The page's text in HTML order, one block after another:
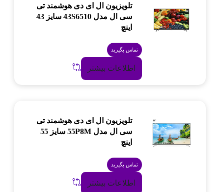
تلویزیون ال ای دی هوشمند تی
سی ال مدل 43S6510 سایز 43
اینچ
تماس بگیرید
اطلاعات بیشتر
تلویزیون ال ای دی هوشمند تی
سی ال مدل 55P8M سایز 55
اینچ
تماس بگیرید
اطلاعات بیشتر